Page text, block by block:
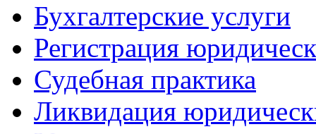
Бухгалтерские услуги
Регистрация
Судебная практика
Ликвидация